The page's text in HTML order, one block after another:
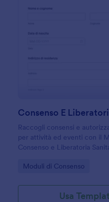
Consenso E
Raccogli consensi e
per attività ed eventi con il
Consenso e Liberatoria
organizzatori che
Go to Category:
Moduli di Consenso
Usa